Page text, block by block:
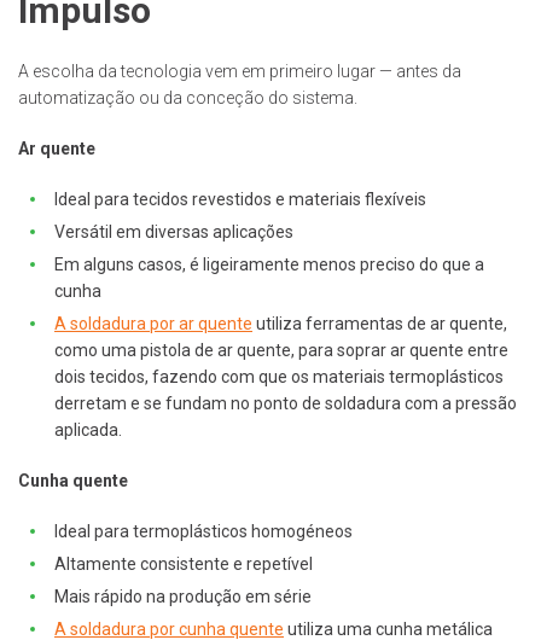
Impulso
A escolha da tecnologia vem em primeiro lugar — antes da
automatização ou da conceção do sistema.
Ar quente
Ideal para tecidos revestidos e materiais flexíveis
Versátil em diversas aplicações
Em alguns casos, é ligeiramente menos preciso do que a
cunha
A soldadura por ar quente utiliza ferramentas de ar quente,
como uma pistola de ar quente, para soprar ar quente entre
dois tecidos, fazendo com que os materiais termoplásticos
derretam e se fundam no ponto de soldadura com a pressão
aplicada.
Cunha quente
Ideal para termoplásticos homogéneos
Altamente consistente e repetível
Mais rápido na produção em série
A soldadura por cunha quente utiliza uma cunha metálica